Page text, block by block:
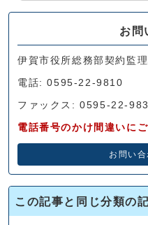
お問
伊賀市役所総務部契約監理
電話: 0595-22-9810
ファックス: 0595-22-
電話番号のかけ間違いに
お問い
この記事と同じ分類の